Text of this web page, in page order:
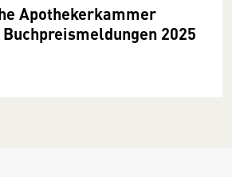
Apothekerkammer
2025